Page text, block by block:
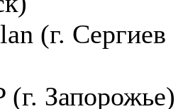
(г. Сергиев
(г. Запорожье)